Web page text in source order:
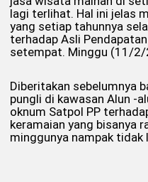
lagi terlihat. Hal ini jelas
yang setiap tahunnya
terhadap Asli
setempat. Minggu (11/2/
Diberitakan sebelumnya
pungli di kawasan Alun -
oknum Satpol PP
keramaian yang bisanya
minggunya nampak tidak